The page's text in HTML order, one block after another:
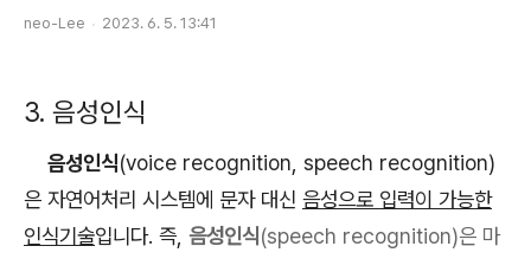
neo-Lee 2023. 6. 5. 13:41
3. 음성인식
음성인식(voice recognition, speech recognition)
은 자연어처리 시스템에 문자 대신 음성으로 입력이 가능한
인식기술입니다. 즉, 음성인식 (speech recognition)은 마